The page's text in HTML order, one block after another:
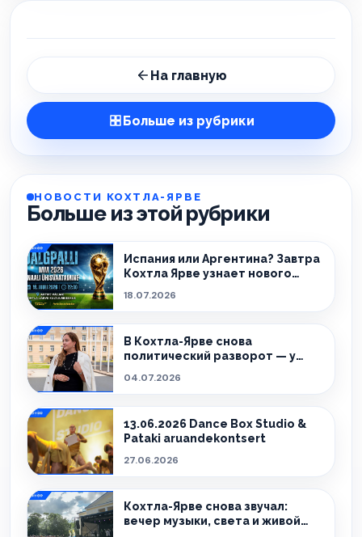
На главную
Больше из рубрики
НОВОСТИ КОХТЛА-ЯРВЕ
Больше из этой рубрики
Испания или Аргентина? Завтра
Кохтла Ярве узнает нового
18.07.2026
В Кохтла-Ярве снова
политический разворот — у
04.07.2026
13.06.2026 Dance Box Studio &
Pataki aruandekontsert
27.06.2026
Кохтла-Ярве снова звучал:
вечер музыки, света и живой